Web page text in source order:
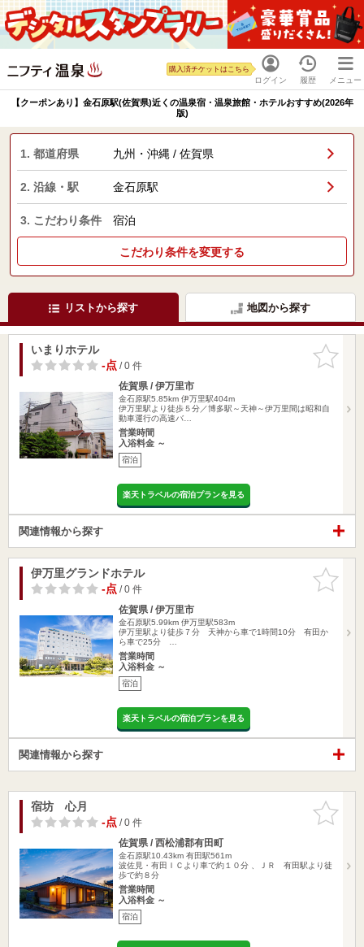
ログイン
購入済チケットはこちら
履歴 メニュー
【クーポンあり】金石原駅(佐賀県)近くの温泉宿・温泉旅館・ホテルおすすめ(2026年
版)
1. 都道府県 九州・沖縄 / 佐賀県
2. 沿線・駅 金石原駅
3. こだわり条件 宿泊
こだわり条件を変更する
リストから探す 地図から探す
お気に入
りに追加
いまりホテル
-点/ 0 件
佐賀県 / 伊万里市
金石原駅5.85km 伊万里駅404m
伊万里駅より徒歩５分／博多駅～天神～伊万里間は昭和自
動車運行の高速バ…
営業時間
入浴料金 ～
宿泊
楽天トラベルの宿泊プランを見る
関連情報から探す
お気に入
りに追加
伊万里グランドホテル
-点/ 0 件
佐賀県 / 伊万里市
金石原駅5.99km 伊万里駅583m
伊万里駅より徒歩７分 天神から車で1時間10分 有田か
ら車で25分 …
営業時間
入浴料金 ～
宿泊
楽天トラベルの宿泊プランを見る
関連情報から探す
お気に入
りに追加
宿坊 心月
-点/ 0 件
佐賀県 / 西松浦郡有田町
金石原駅10.43km 有田駅561m
波佐見・有田ＩＣより車で約１０分 、ＪＲ 有田駅より徒
歩で約８分
営業時間
入浴料金 ～
宿泊